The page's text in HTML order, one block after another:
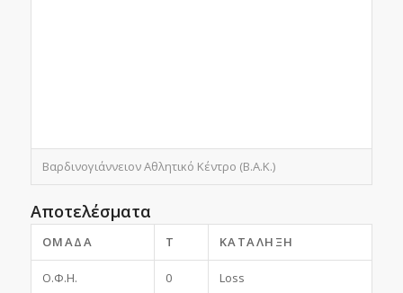
Βαρδινογιάννειον Αθλητικό Κέντρο (Β.Α.Κ.)
Αποτελέσματα
ΟΜΆΔΑ T ΚΑΤΆΛΗΞΗ
Ο.Φ.Η. 0 Loss